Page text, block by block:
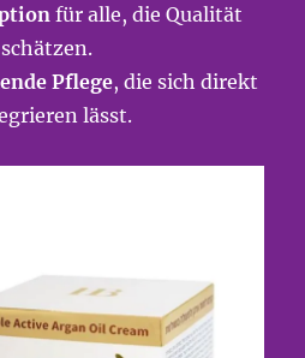
für alle, die Qualität
Pflege, die sich direkt
lässt.